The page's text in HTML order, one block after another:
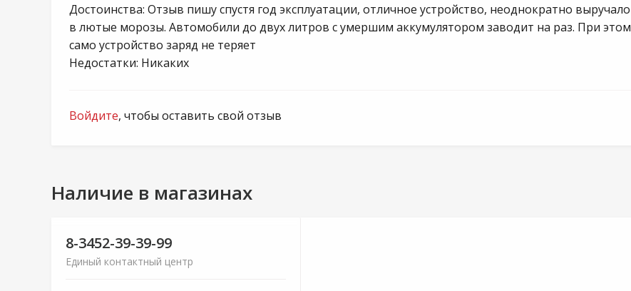
Достоинства: Отзыв пишу спустя год эксплуатации, отличное устройство, неоднократно выручало
в лютые морозы. Автомобили до двух литров с умершим аккумулятором заводит на раз. При этом
само устройство заряд не теряет
Недостатки: Никаких
Войдите, чтобы оставить свой отзыв
Наличие в магазинах
8-3452-39-39-99
Единый контактный центр